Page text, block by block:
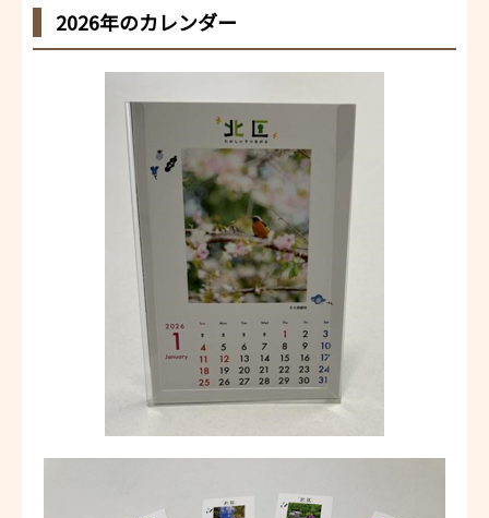
2026年のカレンダー